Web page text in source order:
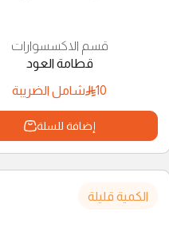
قسم الاكسسوارات
قطامة العود
10
شامل الضريبة
إضافة للسلة
الكمية قليلة